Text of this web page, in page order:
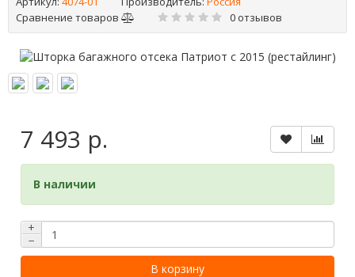
Сравнение товаров
0 отзывов
7 493 р.
В наличии
+
−
В корзину